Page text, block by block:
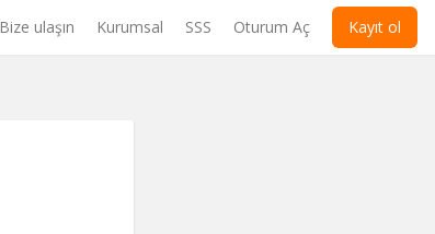
Bize ulaşın Kurumsal SSS Oturum Aç Kayıt ol